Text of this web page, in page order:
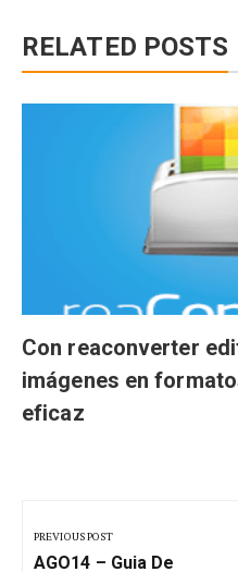
RELATED POSTS
Con reaconverter
imágenes en
eficaz
de
PREVIOUS POST
Previous
AGO14 – Guia De